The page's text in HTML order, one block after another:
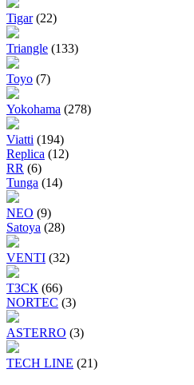
Tigar (22)
Triangle (133)
Toyo (7)
Yokohama (278)
Viatti (194)
Replica (12)
RR (6)
Tunga (14)
NEO (9)
Satoya (28)
VENTI (32)
ТЗСК (66)
NORTEC (3)
ASTERRO (3)
TECH LINE (21)